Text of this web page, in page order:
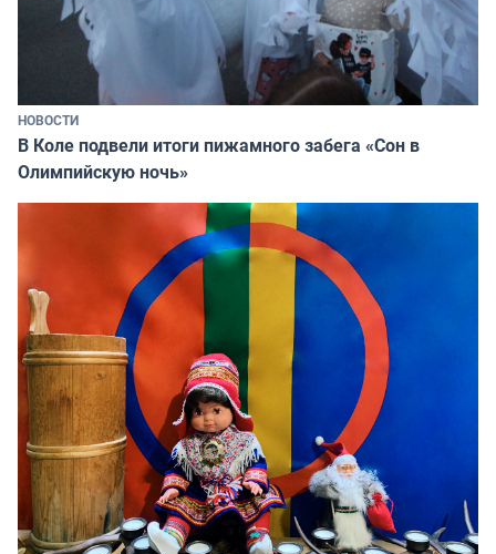
НОВОСТИ
В Коле подвели итоги пижамного забега «Сон в
Олимпийскую ночь»